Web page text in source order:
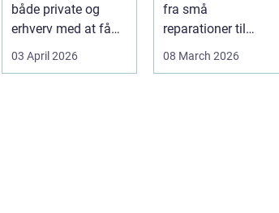
både private og
erhverv med at få
rene ...
03 April 2026
fra små
reparationer til
større ombygninger
08 March 2026